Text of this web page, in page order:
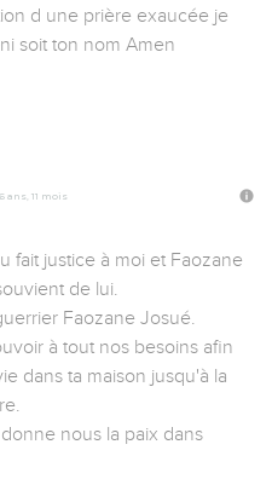
d une prière exaucée je
soit ton nom Amen
ans, 11 mois
fait justice à moi et Faozane
de lui.
Faozane Josué.
à tout nos besoins afin
dans ta maison jusqu'à la
nous la paix dans